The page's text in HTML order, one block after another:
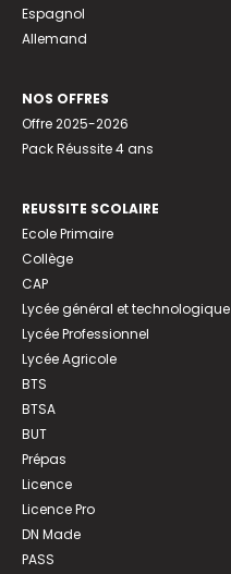
Espagnol
Allemand
NOS OFFRES
Offre 2025-2026
Pack Réussite 4 ans
REUSSITE SCOLAIRE
Ecole Primaire
Collège
CAP
Lycée général et technologique
Lycée Professionnel
Lycée Agricole
BTS
BTSA
BUT
Prépas
Licence
Licence Pro
DN Made
PASS